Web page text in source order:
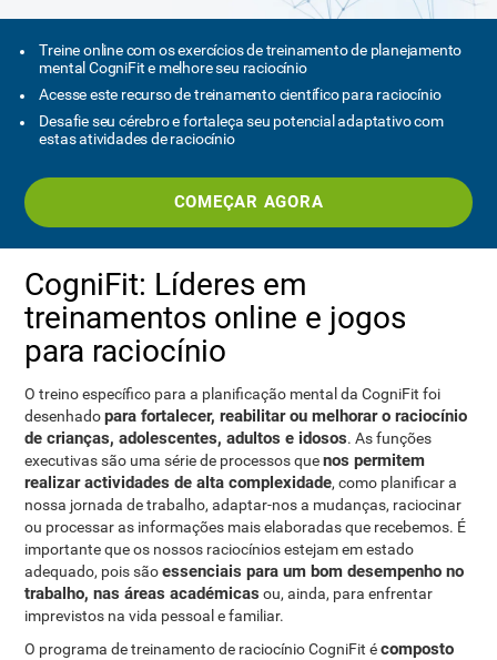
Treine online com os exercícios de treinamento de planejamento
mental CogniFit e melhore seu raciocínio
Acesse este recurso de treinamento científico para raciocínio
Desafie seu cérebro e fortaleça seu potencial adaptativo com
estas atividades de raciocínio
COMEÇAR AGORA
CogniFit: Líderes em
treinamentos online e jogos
para raciocínio
O treino específico para a planificação mental da CogniFit foi
desenhadopara fortalecer, reabilitar ou melhorar o raciocínio
de crianças, adolescentes, adultos e idosos. As funções
executivas são uma série de processos quenos permitem
realizar actividades de alta complexidade, como planificar a
nossa jornada de trabalho, adaptar-nos a mudanças, raciocinar
ou processar as informações mais elaboradas que recebemos. É
importante que os nossos raciocínios estejam em estado
adequado, pois sãoessenciais para um bom desempenho no
trabalho, nas áreas académicas ou, ainda, para enfrentar
imprevistos na vida pessoal e familiar.
O programa de treinamento de raciocínio CogniFit écomposto